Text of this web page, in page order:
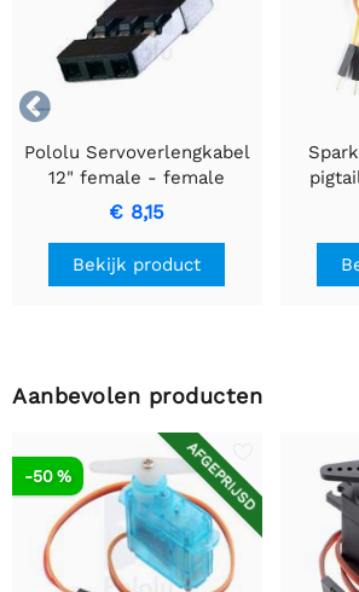

Pololu Servoverlengkabel
12" female - female
€ 8,15
Bekijk product
Aanbevolen producten
AFGEPRIJSD
-50 %